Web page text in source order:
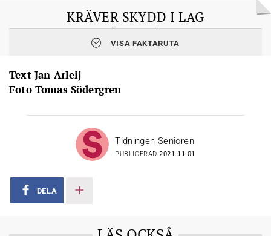
KRÄVER SKYDD I LAG
kongress, så också den senaste i augusti, kräver att
Men S har inte förverkligat löftet. Motiveringen är att riksdagen
inte skulle ställa sig bakom en lag. Under tiden hotar ett antal
VISA FAKTARUTA
Text Jan Arleij
Foto Tomas Södergren
Tidningen Senioren
PUBLICERAD2021-11-01
DELA